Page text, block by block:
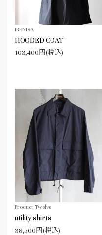
IRENISA
HOODED COAT
103,400円(税込)
Product Twelve
utility shirts
38,500円(税込)